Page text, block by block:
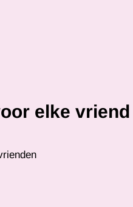
elke vriend